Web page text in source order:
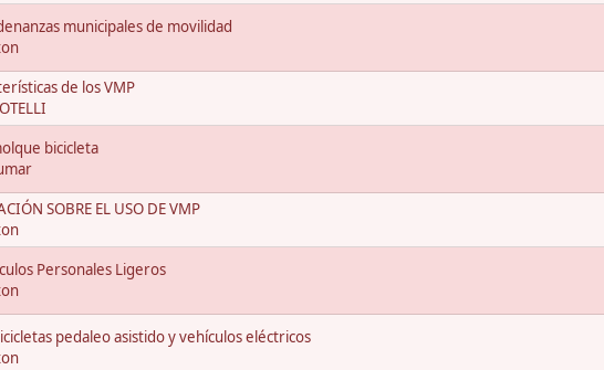
municipales de movilidad
de los VMP
bicicleta
SOBRE EL USO DE VMP
Personales Ligeros
pedaleo asistido y vehículos eléctricos